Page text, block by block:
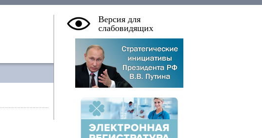
Версия для
слабовидящих